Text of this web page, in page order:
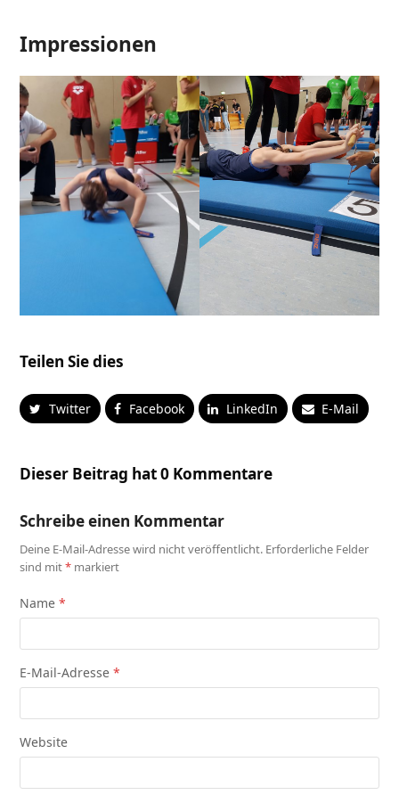
Impressionen
Teilen Sie dies
Twitter Facebook LinkedIn E-Mail
Dieser Beitrag hat 0 Kommentare
Schreibe einen Kommentar
Deine E-Mail-Adresse wird nicht veröffentlicht. Erforderliche Felder
sind mit* markiert
Name*
E-Mail-Adresse*
Website